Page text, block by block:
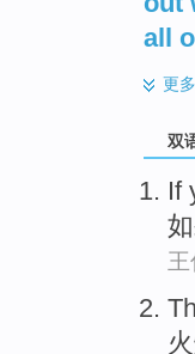
all
更多
双
If